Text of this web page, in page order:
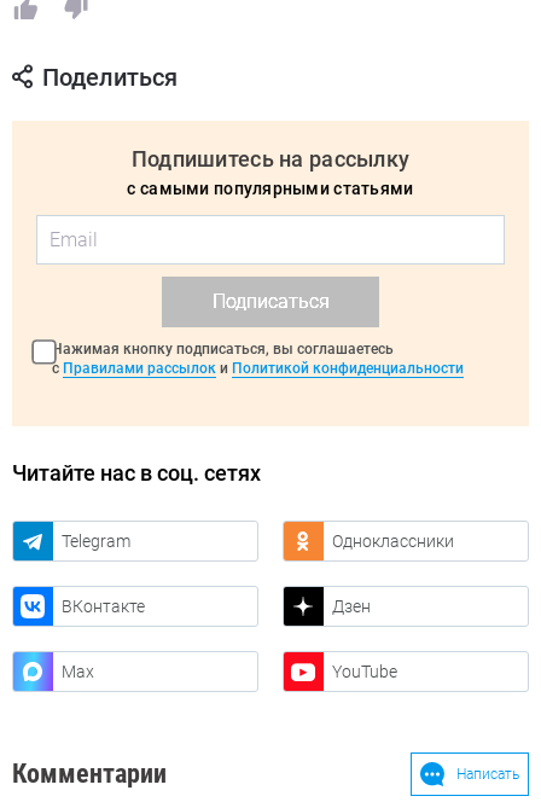
Поделиться
Подпишитесь на рассылку
с самыми популярными статьями
Подписаться
Нажимая кнопку подписаться, вы соглашаетесь
с Правилами рассылок и Политикой конфиденциальности
Читайте нас в соц. сетях
Telegram Одноклассники
ВКонтакте Дзен
Max YouTube
Комментарии Написать